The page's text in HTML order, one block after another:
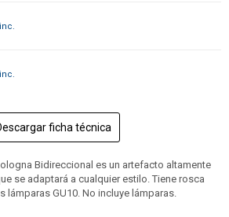
ficha técnica
Bidireccional es un artefacto altamente
se adaptará a cualquier estilo. Tiene rosca
lámparas GU10. No incluye lámparas.